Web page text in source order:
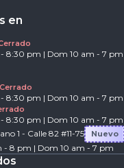
en
8:30 pm | Dom 10 am - 7 pm
Cerrado
8:30 pm | Dom 10 am - 7 pm
8:30 pm | Dom 10 am - 7 pm
1 - Calle 82 #11-75
Nuevo
- 8 pm | Dom 10 am - 7 pm